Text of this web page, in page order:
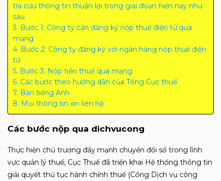
tra cứu thông tin thuận lợi trong giai đoạn hiện nay như
sau:
Bước 1: Công ty cần đăng ký nộp thuế điện tử qua
mạng
Bước 2: Công ty đăng ký với ngân hàng nộp thuế điện
tử
Bước 3: Nộp tiền thuế qua mạng
Các bước theo hướng dẫn của Tổng Cục thuế
Bản tiếng Anh
Mọi thông tin xin liên hệ:
Các bước nộp qua dichvucong
Thực hiện chủ trương đẩy mạnh chuyển đổi số trong lĩnh
vực quản lý thuế, Cục Thuế đã triển khai Hệ thống thông tin
giải quyết thủ tục hành chính thuế (Cổng Dịch vụ công